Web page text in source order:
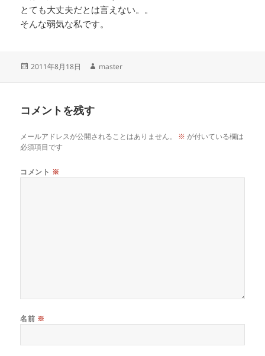
とても大丈夫だとは言えない。。
そんな弱気な私です。
投
2011年8月18日
作
master
コメントを残す
メールアドレスが公開されることはありません。 ※ が付いている欄は
必須項目です
コメント ※
名前 ※